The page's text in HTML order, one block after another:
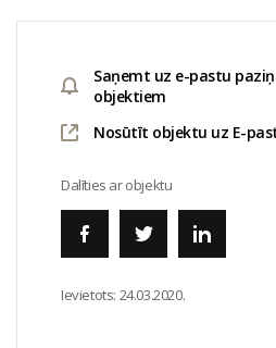
Saņemt uz e-pastu
objektiem
Nosūtīt objektu uz E-
Dalīties ar objektu
Ievietots: 24.03.2020.